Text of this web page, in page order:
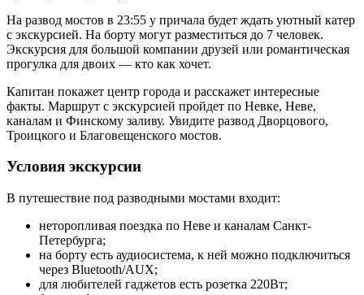
На развод мостов в 23:55 у причала будет ждать уютный катер
с экскурсией. На борту могут разместиться до 7 человек.
Экскурсия для большой компании друзей или романтическая
прогулка для двоих — кто как хочет.
Капитан покажет центр города и расскажет интересные
факты. Маршрут с экскурсией пройдет по Невке, Неве,
каналам и Финскому заливу. Увидите развод Дворцового,
Троицкого и Благовещенского мостов.
Условия экскурсии
В путешествие под разводными мостами входит:
неторопливая поездка по Неве и каналам Санкт-
Петербурга;
на борту есть аудиосистема, к ней можно подключиться
через Bluetooth/AUX;
для любителей гаджетов есть розетка 220Вт;